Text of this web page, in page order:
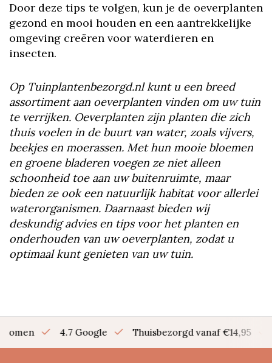
Door deze tips te volgen, kun je de oeverplanten
gezond en mooi houden en een aantrekkelijke
omgeving creëren voor waterdieren en
insecten.
Op Tuinplantenbezorgd.nl kunt u een breed
assortiment aan oeverplanten vinden om uw tuin
te verrijken. Oeverplanten zijn planten die zich
thuis voelen in de buurt van water, zoals vijvers,
beekjes en moerassen. Met hun mooie bloemen
en groene bladeren voegen ze niet alleen
schoonheid toe aan uw buitenruimte, maar
bieden ze ook een natuurlijk habitat voor allerlei
waterorganismen. Daarnaast bieden wij
deskundig advies en tips voor het planten en
onderhouden van uw oeverplanten, zodat u
optimaal kunt genieten van uw tuin.
bomen 4.7 Google Thuisbezorgd vanaf €14,95